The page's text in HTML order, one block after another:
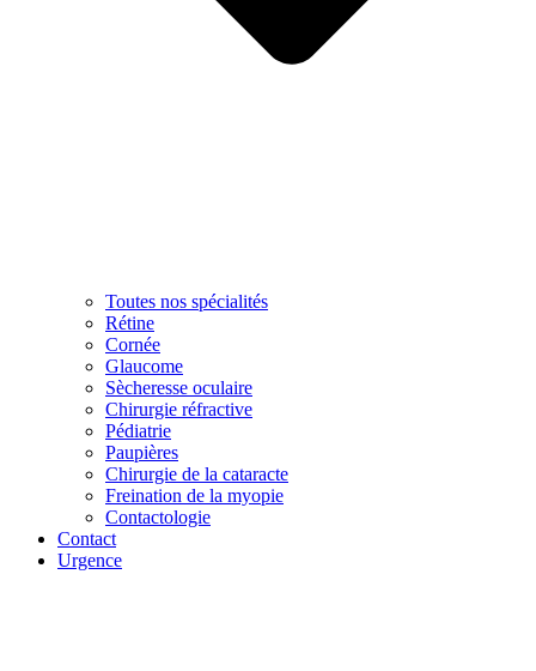
Toutes nos spécialités
Rétine
Cornée
Glaucome
Sècheresse oculaire
Chirurgie réfractive
Pédiatrie
Paupières
Chirurgie de la cataracte
Freination de la myopie
Contactologie
Contact
Urgence